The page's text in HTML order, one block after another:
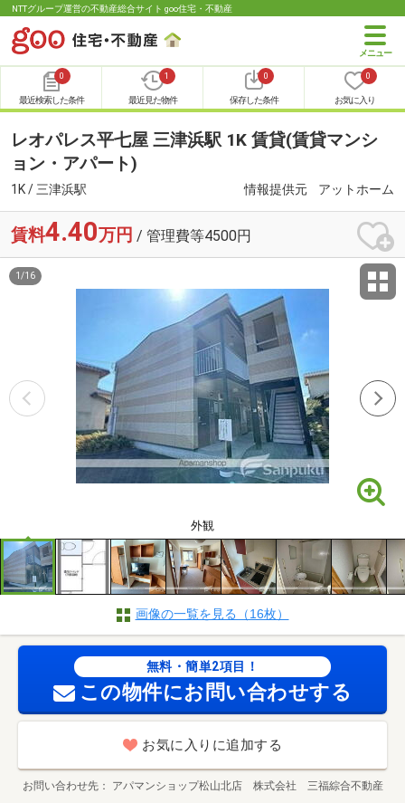
NTTグループ運営の不動産総合サイト goo住宅・不動産
0
最近検索した条件
1
最近見た物件
0
保存した条件
0
お気に入り
レオパレス平七屋 三津浜駅 1K 賃貸(賃貸マンシ
ョン・アパート)
1K / 三津浜駅 情報提供元 アットホーム
賃料4.40万円 / 管理費等4500円
外観
1 /16
画像の一覧を見る（16枚）
無料・簡単2項目！
この物件にお問い合わせする
お気に入りに追加する
お問い合わせ先 アパマンショップ松山北店 株式会社 三福綜合不動産